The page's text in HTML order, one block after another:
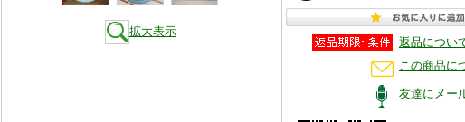
拡大表示
返品につい
この商品に
友達にメー